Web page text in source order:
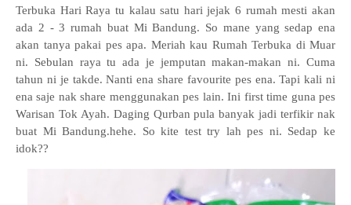
Terbuka Hari Raya tu kalau satu hari jejak 6 rumah mesti akan
ada 2 - 3 rumah buat Mi Bandung. So mane yang sedap ena
akan tanya pakai pes apa. Meriah kau Rumah Terbuka di Muar
ni. Sebulan raya tu ada je jemputan makan-makan ni. Cuma
tahun ni je takde. Nanti ena share favourite pes ena. Tapi kali ni
ena saje nak share menggunakan pes lain. Ini first time guna pes
Warisan Tok Ayah. Daging Qurban pula banyak jadi terfikir nak
buat Mi Bandung.hehe. So kite test try lah pes ni. Sedap ke
idok??